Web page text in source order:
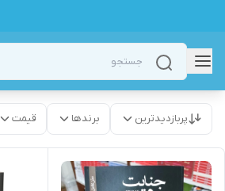
پربازدیدترین برندها قیمت